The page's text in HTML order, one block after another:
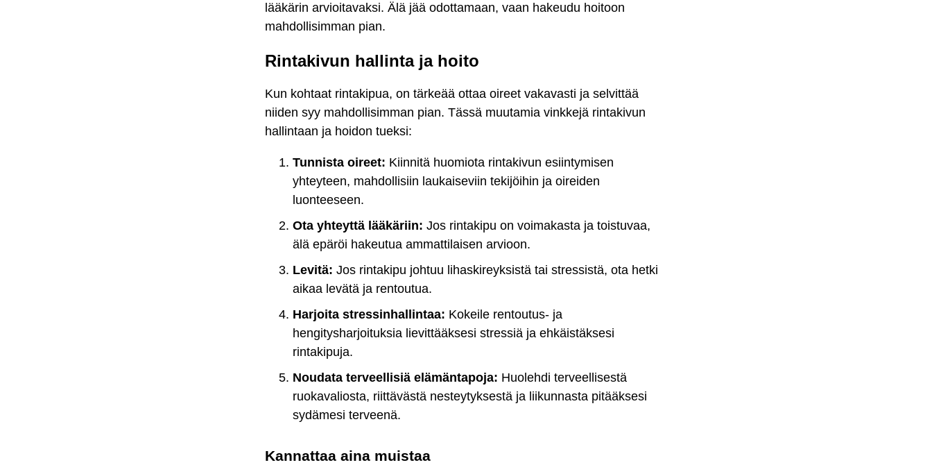
lääkärin arvioitavaksi. Älä jää odottamaan, vaan hakeudu hoitoon
mahdollisimman pian.
Rintakivun hallinta ja hoito
Kun kohtaat rintakipua, on tärkeää ottaa oireet vakavasti ja selvittää
niiden syy mahdollisimman pian. Tässä muutamia vinkkejä rintakivun
hallintaan ja hoidon tueksi:
Tunnista oireet: Kiinnitä huomiota rintakivun esiintymisen
yhteyteen, mahdollisiin laukaiseviin tekijöihin ja oireiden
luonteeseen.
Ota yhteyttä lääkäriin: Jos rintakipu on voimakasta ja toistuvaa,
älä epäröi hakeutua ammattilaisen arvioon.
Levitä: Jos rintakipu johtuu lihaskireyksistä tai stressistä, ota hetki
aikaa levätä ja rentoutua.
Harjoita stressinhallintaa: Kokeile rentoutus- ja
hengitysharjoituksia lievittääksesi stressiä ja ehkäistäksesi
rintakipuja.
Noudata terveellisiä elämäntapoja: Huolehdi terveellisestä
ruokavaliosta, riittävästä nesteytyksestä ja liikunnasta pitääksesi
sydämesi terveenä.
Kannattaa aina muistaa